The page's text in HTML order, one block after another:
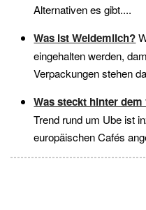
Alternativen es gibt....
Was ist Weidemilch?
eingehalten werden,
Verpackungen stehen
Was steckt hinter
Trend rund um Ube ist
europäischen Cafés